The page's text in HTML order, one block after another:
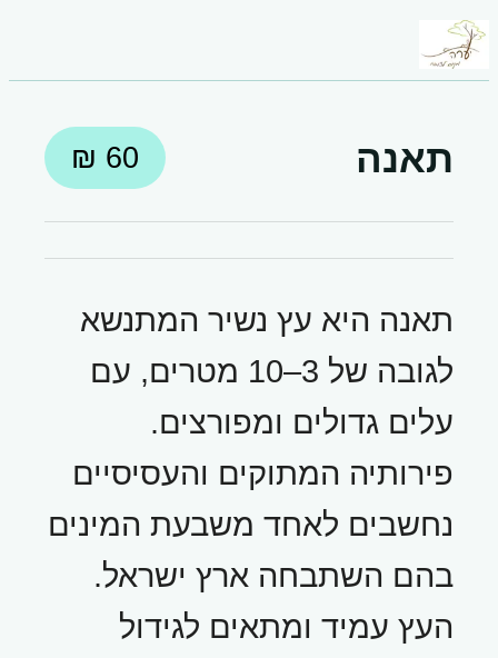
תאנה
תאנה היא עץ נשיר המתנשא
לגובה של 3–10 מטרים, עם
עלים גדולים ומפורצים.
פירותיה המתוקים והעסיסיים
נחשבים לאחד משבעת המינים
בהם השתבחה ארץ ישראל.
העץ עמיד ומתאים לגידול